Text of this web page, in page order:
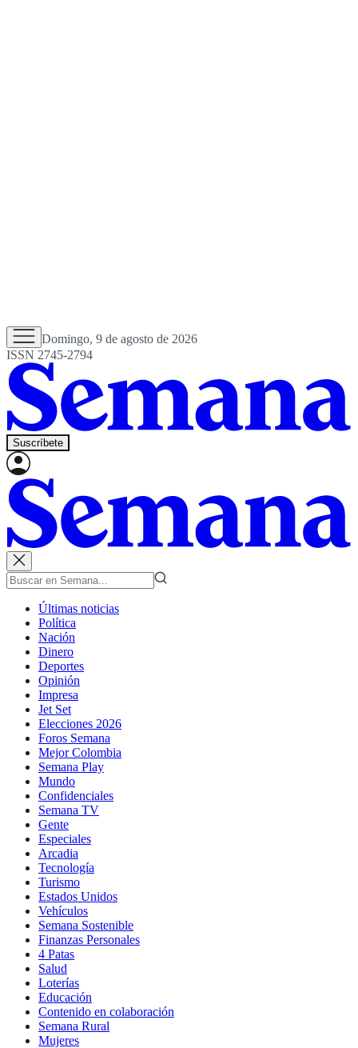
Domingo, 9 de agosto de 2026
ISSN 2745-2794
Suscríbete
Últimas noticias
Política
Nación
Dinero
Deportes
Opinión
Impresa
Jet Set
Elecciones 2026
Foros Semana
Mejor Colombia
Semana Play
Mundo
Confidenciales
Semana TV
Gente
Especiales
Arcadia
Tecnología
Turismo
Estados Unidos
Vehículos
Semana Sostenible
Finanzas Personales
4 Patas
Salud
Loterías
Educación
Contenido en colaboración
Semana Rural
Mujeres